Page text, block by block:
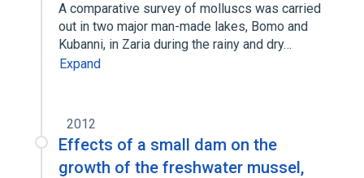
A comparative survey of molluscs was carried
out in two major man-made lakes, Bomo and
Kubanni, in Zaria during the rainy and dry…
Expand
2012
Effects of a small dam on the
growth of the freshwater mussel,